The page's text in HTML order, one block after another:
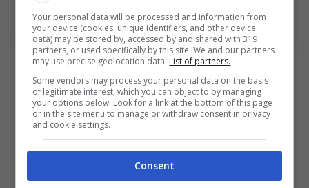
Le possibili scelte dei due allenatori. Bologna Sport
News (Foto di Emmanuele Ciancaglini/Getty Images Via
OneFootball)
Lato Genoa la situazione appare più
delineata: gli unici due ballotaggi perDe Rossi
sono in porta (tra Leali e Bijlow) e in corsia
(traNorton-Cuffy e Sabelli). A centrocampo
Malinovskyi, in attacco spazio alla
Your personal data will be processed and information from
your device (cookies, unique identifiers, and other device
data) may be stored by, accessed by and shared with 319
partners, or used specifically by this site. We and our partners
may use precise geolocation data. List of partners.
Some vendors may process your personal data on the basis
of legitimate interest, which you can object to by managing
your options below. Look for a link at the bottom of this page
or in the site menu to manage or withdraw consent in privacy
and cookie settings.
Consent